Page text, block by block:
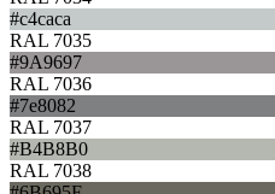
#c4caca
RAL 7035
#9A9697
RAL 7036
#7e8082
RAL 7037
#B4B8B0
RAL 7038